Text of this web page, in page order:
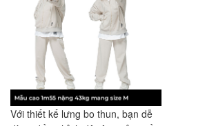
Với thiết kế lưng bo thun, bạn dễ